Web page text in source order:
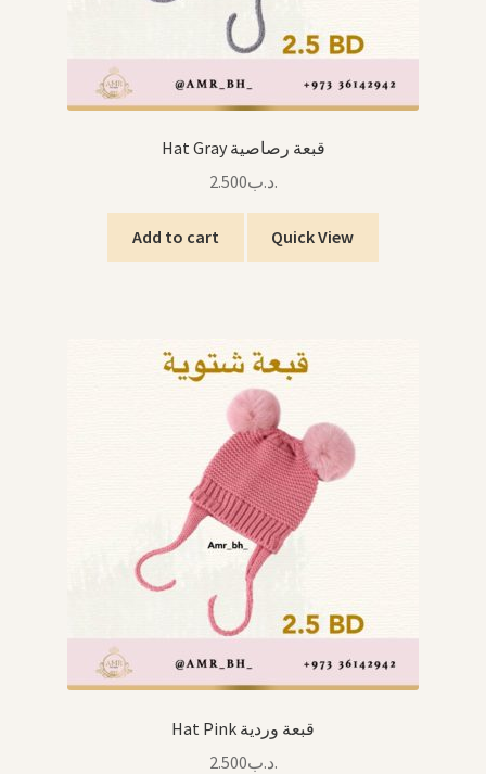
Hat Gray قبعة رصاصية
.د.ب2.500
Add to cart Quick View
Hat Pink قبعة وردية
.د.ب2.500